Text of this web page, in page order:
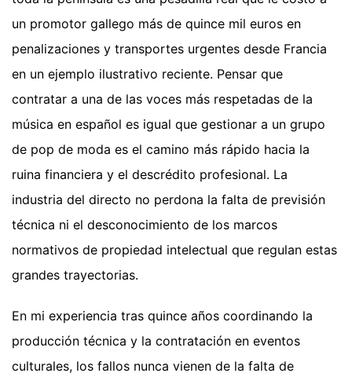
un promotor gallego más de quince mil euros en
penalizaciones y transportes urgentes desde Francia
en un ejemplo ilustrativo reciente. Pensar que
contratar a una de las voces más respetadas de la
música en español es igual que gestionar a un grupo
de pop de moda es el camino más rápido hacia la
ruina financiera y el descrédito profesional. La
industria del directo no perdona la falta de previsión
técnica ni el desconocimiento de los marcos
normativos de propiedad intelectual que regulan estas
grandes trayectorias.
En mi experiencia tras quince años coordinando la
producción técnica y la contratación en eventos
culturales, los fallos nunca vienen de la falta de